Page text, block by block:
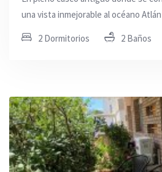
una vista inmejorable al océano
2 Dormitorios 2 Baños